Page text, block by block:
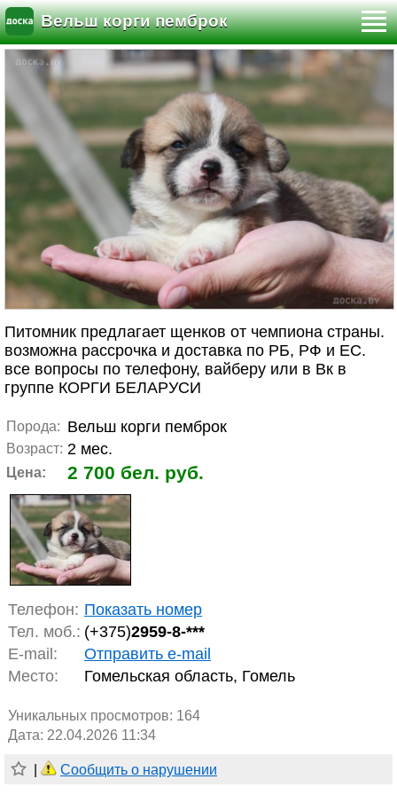
Вельш корги пемброк
Питомник предлагает щенков от чемпиона страны.
возможна рассрочка и доставка по РБ, РФ и ЕС.
все вопросы по телефону, вайберу или в Вк в
группе КОРГИ БЕЛАРУСИ
Порода: Вельш корги пемброк
Возраст: 2 мес.
Цена: 2 700 бел. руб.
Телефон: Показать номер
Тел. моб.: (+375)2959-8-***
E-mail:
Отправить e-mail
Место:
Гомельская область, Гомель
Уникальных просмотров: 164
Дата: 22.04.2026 11:34
Сообщить о нарушении